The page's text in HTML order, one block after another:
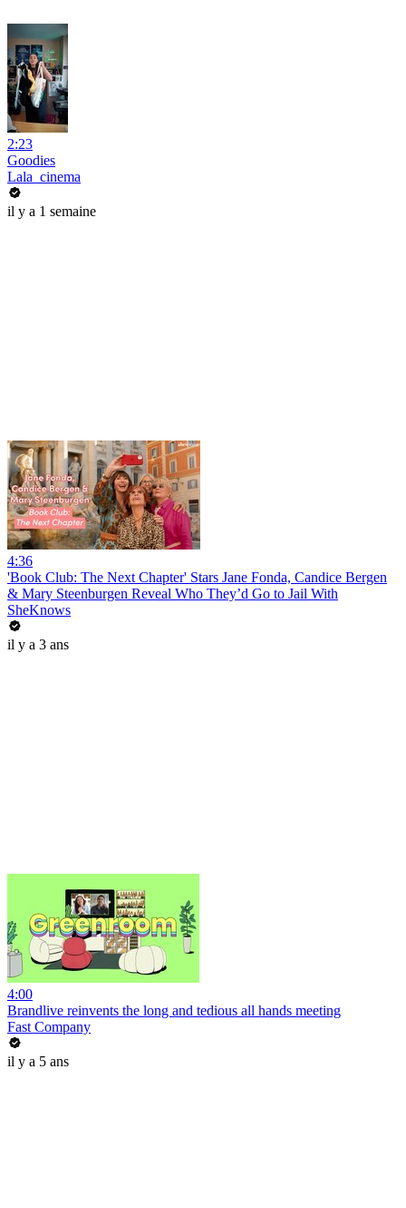
2:23
Goodies
Lala_cinema
il y a 1 semaine
4:36
'Book Club: The Next Chapter' Stars Jane Fonda, Candice Bergen
& Mary Steenburgen Reveal Who They’d Go to Jail With
SheKnows
il y a 3 ans
4:00
Brandlive reinvents the long and tedious all hands meeting
Fast Company
il y a 5 ans